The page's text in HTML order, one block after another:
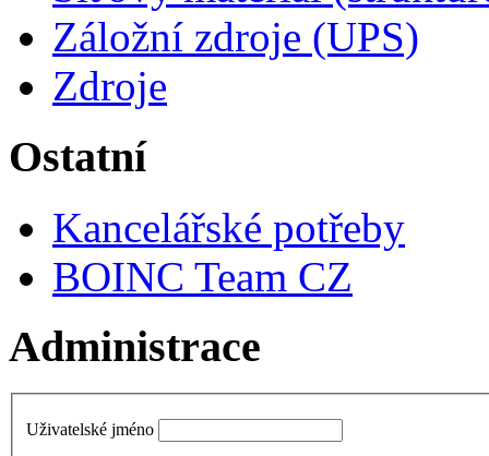
Záložní zdroje (UPS)
Zdroje
Ostatní
Kancelářské potřeby
BOINC Team CZ
Administrace
Uživatelské jméno